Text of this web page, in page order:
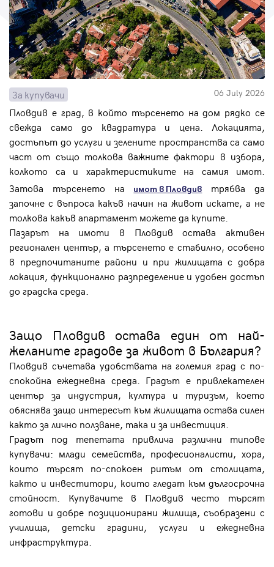
За купувачи 06 July 2026
Пловдив е град, в който търсенето на дом рядко се
свежда само до квадратура и цена. Локацията,
достъпът до услуги и зелените пространства са само
част от също толкова важните фактори в избора,
колкото са и характеристиките на самия имот.
Затова търсенето на
имот в Пловдив
трябва да
започне с въпроса какъв начин на живот искате, а не
толкова какъв апартамент можете да купите.
Пазарът на имоти в Пловдив остава активен
регионален център, а търсенето е стабилно, особено
в предпочитаните райони и при жилищата с добра
локация, функционално разпределение и удобен достъп
до градска среда.
Защо Пловдив остава един от най-
желаните градове за живот в България?
Пловдив съчетава удобствата на големия град с по-
спокойна ежедневна среда. Градът е привлекателен
център за индустрия, култура и туризъм, което
обяснява защо интересът към жилищата остава силен
както за лично ползване, така и за инвестиция.
Градът под тепетата привлича различни типове
купувачи: млади семейства, професионалисти, хора,
които търсят по-спокоен ритъм от столицата,
както и инвеститори, които гледат към дългосрочна
стойност. Купувачите в Пловдив често търсят
готови и добре позиционирани жилища, съобразени с
училища, детски градини, услуги и ежедневна
инфраструктура.
Парола
Забравена парола
Регистрация